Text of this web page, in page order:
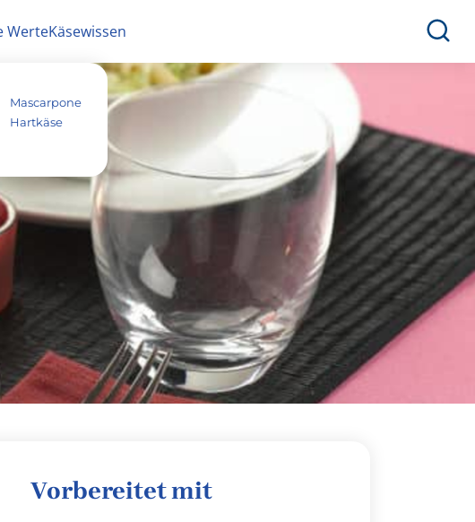
Mascarpone
Hartkäse
WerteKäsewissen
Vorbereitet mit